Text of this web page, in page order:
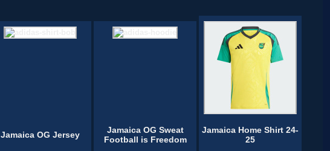
Jamaica OG Jersey
Jamaica OG Sweat
Football is Freedom
Jamaica Home Shirt 24-
25